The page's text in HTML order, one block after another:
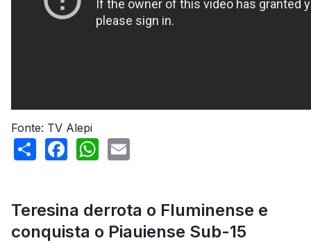
Fonte: TV Alepi
ShareFacebook
WhatsApp
Teresina derrota o Fluminense e
conquista o Piauiense Sub-15